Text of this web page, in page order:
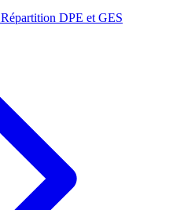
Répartition DPE et GES